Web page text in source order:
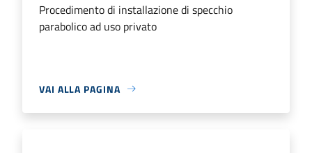
Procedimento di installazione di specchio
parabolico ad uso privato
VAI ALLA PAGINA